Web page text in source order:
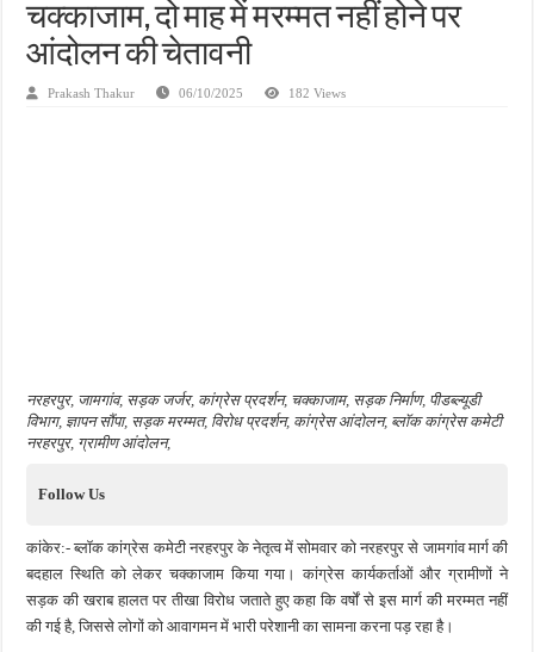
चक्काजाम, दो माह में मरम्मत नहीं होने पर
आंदोलन की चेतावनी
Prakash Thakur 06/10/2025 182 Views
नरहरपुर, जामगांव, सड़क जर्जर, कांग्रेस प्रदर्शन, चक्काजाम, सड़क निर्माण, पीडब्ल्यूडी
विभाग, ज्ञापन सौंपा, सड़क मरम्मत, विरोध प्रदर्शन, कांग्रेस आंदोलन, ब्लॉक कांग्रेस कमेटी
नरहरपुर, ग्रामीण आंदोलन,
Follow Us
कांकेर:- ब्लॉक कांग्रेस कमेटी नरहरपुर के नेतृत्व में सोमवार को नरहरपुर से जामगांव मार्ग की
बदहाल स्थिति को लेकर चक्काजाम किया गया। कांग्रेस कार्यकर्ताओं और ग्रामीणों ने
सड़क की खराब हालत पर तीखा विरोध जताते हुए कहा कि वर्षों से इस मार्ग की मरम्मत नहीं
की गई है, जिससे लोगों को आवागमन में भारी परेशानी का सामना करना पड़ रहा है।